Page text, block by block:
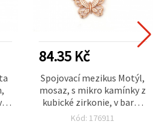
84.35 Kč
Spojovací mezikus Motýl,
mosaz, s mikro kamínky z
kubické zirkonie, v barvě
zlata, 18 × 25,5 × 3 mm,
Kód: 176911